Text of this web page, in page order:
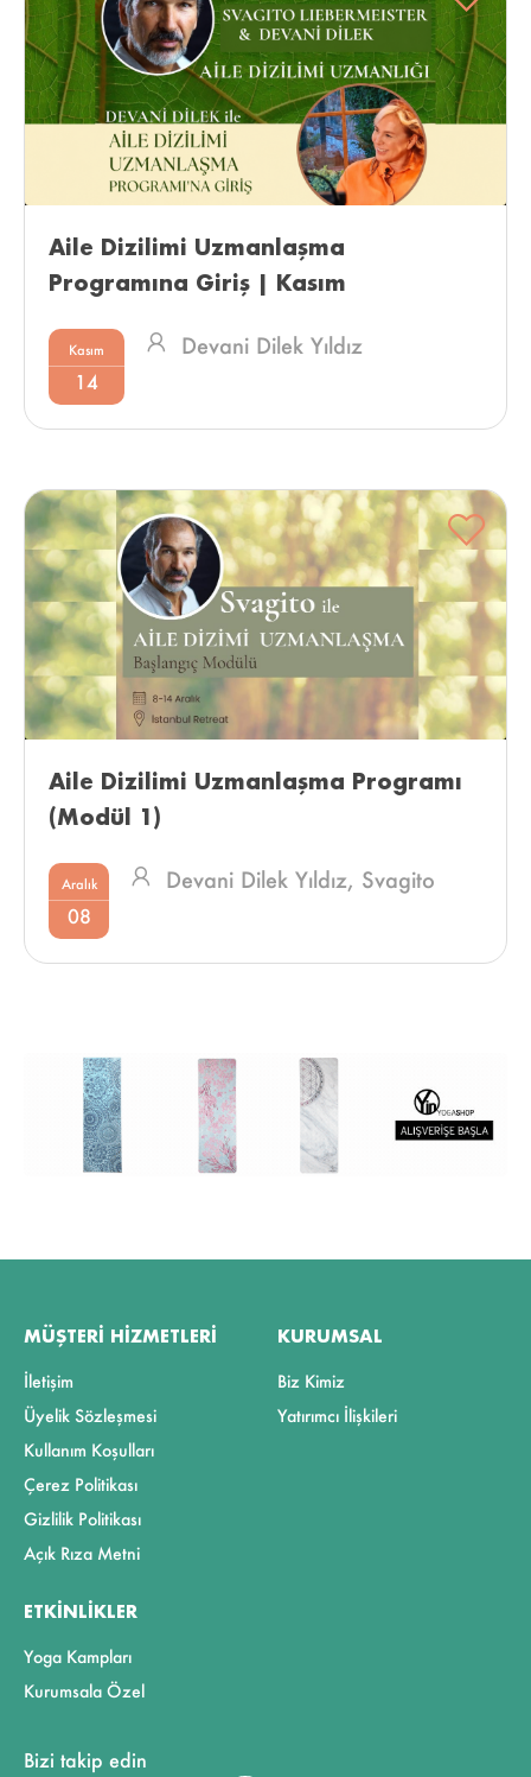
Aile Dizilimi Uzmanlaşma
Programına Giriş | Kasım
Kasım
14
Devani Dilek Yıldız
Aile Dizilimi Uzmanlaşma Programı
(Modül 1)
Aralık
08
Devani Dilek Yıldız, Svagito
MÜŞTERI HIZMETLERI
İletişim
Üyelik Sözleşmesi
Kullanım Koşulları
Çerez Politikası
Gizlilik Politikası
Açık Rıza Metni
KURUMSAL
Biz Kimiz
Yatırımcı İlişkileri
ETKINLIKLER
Yoga Kampları
Kurumsala Özel
Bizi takip edin